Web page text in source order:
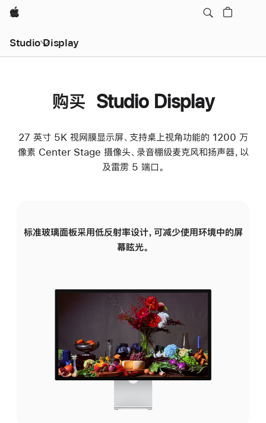
Apple
Studio Display
购买 Studio Display
27 英寸 5K 视网膜显示屏、支持桌上视角功能的 1200 万
像素 Center Stage 摄像头、录音棚级麦克风和扬声器，以
及雷雳 5 端口。
标准玻璃面板采用低反射率设计，可减少使用环境中的屏
幕眩光。